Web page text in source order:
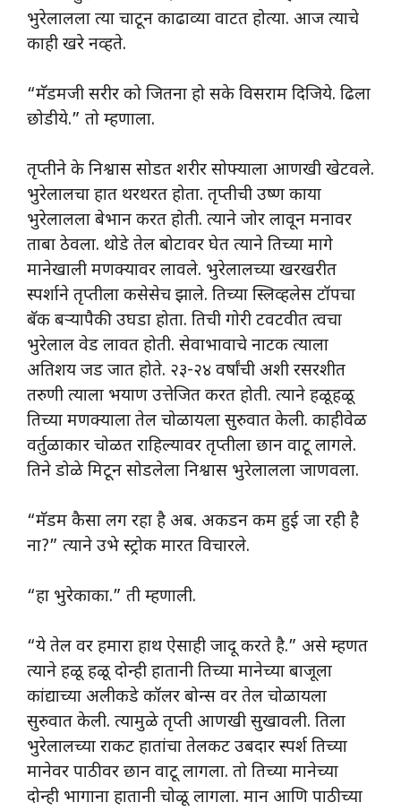
भुरेलालला त्या चाटून काढाव्या वाटत होत्या. आज त्याचे
काही खरे नव्हते.
“मॅडमजी सरीर को जितना हो सके विसराम दिजिये. ढिला
छोडीये.” तो म्हणाला.
तृप्तीने के निश्वास सोडत शरीर सोफ्याला आणखी खेटवले.
भुरेलालचा हात थरथरत होता. तृप्तीची उष्ण काया
भुरेलालला बेभान करत होती. त्याने जोर लावून मनावर
ताबा ठेवला. थोडे तेल बोटावर घेत त्याने तिच्या मागे
मानेखाली मणक्यावर लावले. भुरेलालच्या खरखरीत
स्पर्शाने तृप्तीला कसेसेच झाले. तिच्या स्लिव्हलेस टॉपचा
बॅक बऱ्यापैकी उघडा होता. तिची गोरी टवटवीत त्वचा
भुरेलाल वेड लावत होती. सेवाभावाचे नाटक त्याला
अतिशय जड जात होते. २३-२४ वर्षांची अशी रसरशीत
तरुणी त्याला भयाण उत्तेजित करत होती. त्याने हळूहळू
तिच्या मणक्याला तेल चोळायला सुरुवात केली. काहीवेळ
वर्तुळाकार चोळत राहिल्यावर तृप्तीला छान वाटू लागले.
तिने डोळे मिटून सोडलेला निश्वास भुरेलालला जाणवला.
“मॅडम कैसा लग रहा है अब. अकडन कम हुई जा रही है
ना?” त्याने उभे स्ट्रोक मारत विचारले.
“हा भुरेकाका.” ती म्हणाली.
“ये तेल वर हमारा हाथ ऐसाही जादू करते है.” असे म्हणत
त्याने हळू हळू दोन्ही हातानी तिच्या मानेच्या बाजूला
कांद्याच्या अलीकडे कॉलर बोन्स वर तेल चोळायला
सुरुवात केली. त्यामुळे तृप्ती आणखी सुखावली. तिला
भुरेलालच्या राकट हातांचा तेलकट उबदार स्पर्श तिच्या
मानेवर पाठीवर छान वाटू लागला. तो तिच्या मानेच्या
दोन्ही भागाना हातानी चोळू लागला. मान आणि पाठीच्या